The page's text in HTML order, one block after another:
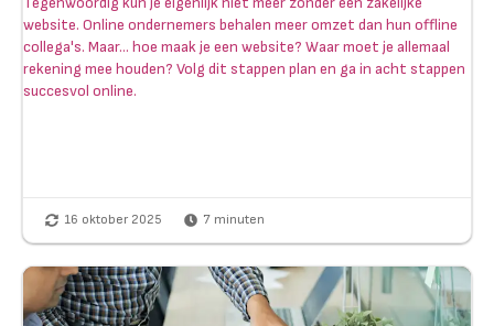
website. Online ondernemers behalen meer omzet dan hun offline
collega's. Maar... hoe maak je een website? Waar moet je allemaal
rekening mee houden? Volg dit stappen plan en ga in acht stappen
succesvol online.
16 oktober 2025 7 minuten